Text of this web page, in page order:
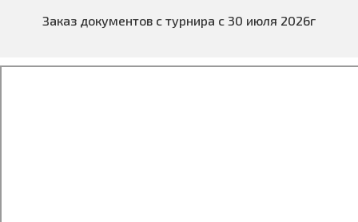
Заказ документов с турнира с 30 июля 2026г